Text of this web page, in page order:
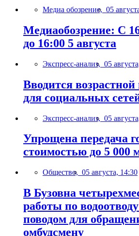
Медиа обозрение, 05
Медиаобозрение: С
до 16:00 5 августа
Экспресс-анализ, 05
Вводится возрастной
для социальных
Экспресс-анализ, 05
Упрощена передача
стоимостью до 5 000
Общество, 05 августа, 14:30
В Бузовна
работы по
поводом для
омбудсмену